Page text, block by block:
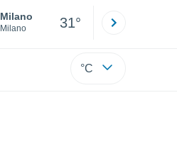
Milano
Milano 31°
°C